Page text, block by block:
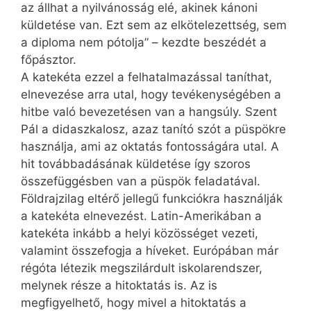
az állhat a nyilvánosság elé, akinek kánoni
küldetése van. Ezt sem az elkötelezettség, sem
a diploma nem pótolja” – kezdte beszédét a
főpásztor.
A katekéta ezzel a felhatalmazással taníthat,
elnevezése arra utal, hogy tevékenységében a
hitbe való bevezetésen van a hangsúly. Szent
Pál a didaszkalosz, azaz tanító szót a püspökre
használja, ami az oktatás fontosságára utal. A
hit továbbadásának küldetése így szoros
összefüggésben van a püspök feladatával.
Földrajzilag eltérő jellegű funkciókra használják
a katekéta elnevezést. Latin-Amerikában a
katekéta inkább a helyi közösséget vezeti,
valamint összefogja a híveket. Európában már
régóta létezik megszilárdult iskolarendszer,
melynek része a hitoktatás is. Az is
megfigyelhető, hogy mivel a hitoktatás a